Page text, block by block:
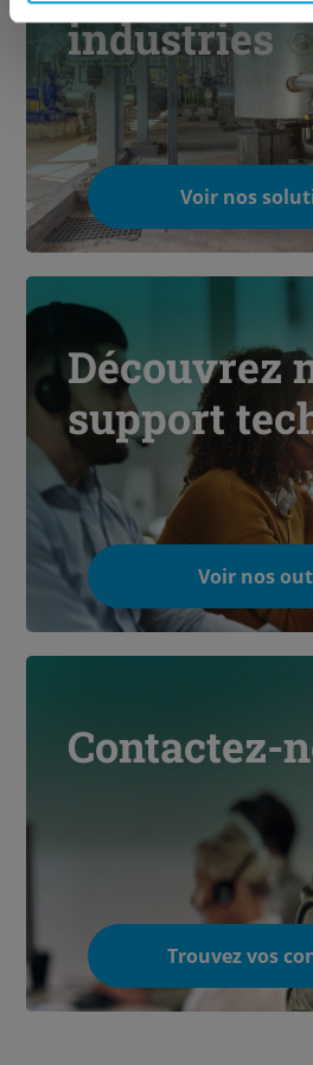
industries
Voir nos
Découvrez
support
Voir nos
Contactez-
Trouvez vos